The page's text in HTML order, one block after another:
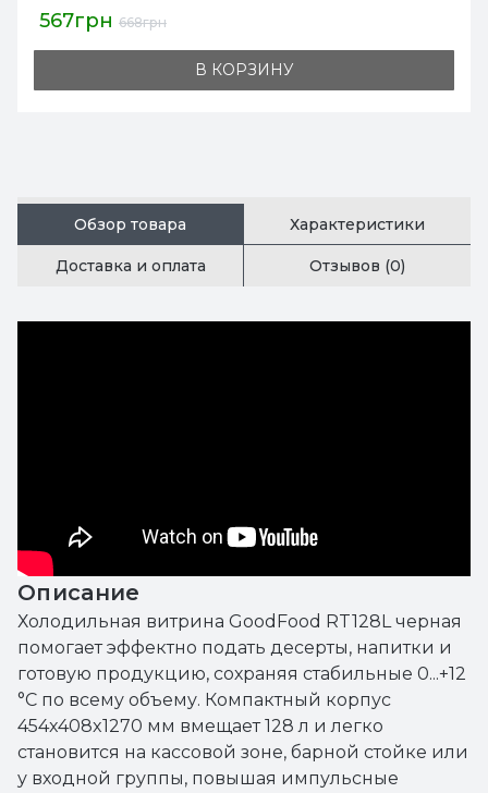
567грн 668грн
В КОРЗИНУ
Обзор товара Характеристики
Доставка и оплата Отзывов (0)
Описание
Холодильная витрина GoodFood RT128L черная
помогает эффектно подать десерты, напитки и
готовую продукцию, сохраняя стабильные 0...+12
°C по всему объему. Компактный корпус
454x408x1270 мм вмещает 128 л и легко
становится на кассовой зоне, барной стойке или
у входной группы, повышая импульсные